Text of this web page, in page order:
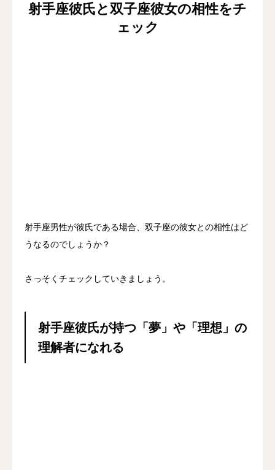
射手座彼氏と双子座彼女の相性をチ
ェック
射手座男性が彼氏である場合、双子座の彼女との相性はど
うなるのでしょうか？
さっそくチェックしていきましょう。
射手座彼氏が持つ「夢」や「理想」の
理解者になれる